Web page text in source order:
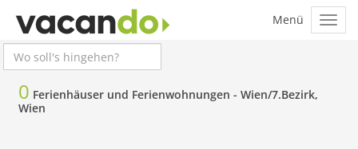
0 Ferienhäuser und Ferienwohnungen - Wien/7.Bezirk,
Wien